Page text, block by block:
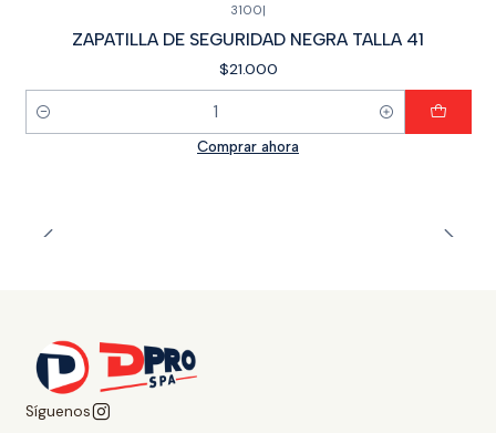
3100|
ZAPATILLA DE SEGURIDAD NEGRA TALLA 41
$21.000
Cantidad
Comprar ahora
Síguenos